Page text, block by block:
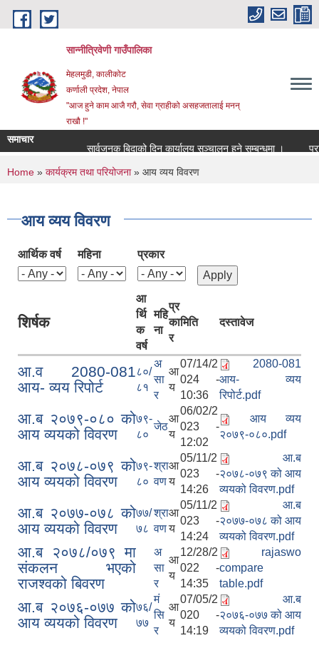
Skip to main content
सान्नीत्रिवेणी गाउँपालिका
मेहलमुडी, कालीकोट
कर्णाली प्रदेश, नेपाल
"आज हुने काम आजै गरौ, सेवा ग्राहीको असहजतालाई मनन्
राखौ !"
समाचार
सार्वजनुक बिदाको दिन कार्यालय सञ्चालन हुने सम्बन्धमा ।
You are here
Home » कार्यक्रम तथा परियोजना» आय व्यय विवरण
आय व्यय विवरण
आर्थिक वर्ष महिना प्रकार
शिर्षक
आ
र्थि
क
वर्ष
महि
ना
प्र
का
र
मिति दस्तावेज
आ.व 2080-081
आय- व्यय रिपोर्ट
८०/
८१
अ
सा
र
आ
य
07/14/2
024 -
10:36
2080-081
आय- व्यय
रिपोर्ट.pdf
आ.ब २०७९-०८० को
आय व्ययको विवरण
७९-
८०
जेठ
आ
य
06/02/2
023 -
12:02
आय व्यय
२०७९-०८०.pdf
आ.ब २०७८-०७९ को
आय व्ययको विवरण
७९-
८०
श्रा
वण
आ
य
05/11/2
023 -
14:26
आ.ब
२०७८-०७९ को आय
व्ययको विवरण.pdf
आ.ब २०७७-०७८ को
आय व्ययको विवरण
७७/
७८
श्रा
वण
आ
य
05/11/2
023 -
14:24
आ.ब
२०७७-०७८ को आय
व्ययको विवरण.pdf
आ.ब २०७८/०७९ मा
संकलन भएको
राजश्वको बिवरण
अ
सा
र
आ
य
12/28/2
022 -
14:35
rajaswo
compare
table.pdf
आ.ब २०७६-०७७ को
आय व्ययको विवरण
७६/
७७
मं
सि
र
आ
य
07/05/2
020 -
14:19
आ.ब
२०७६-०७७ को आय
व्ययको विवरण.pdf